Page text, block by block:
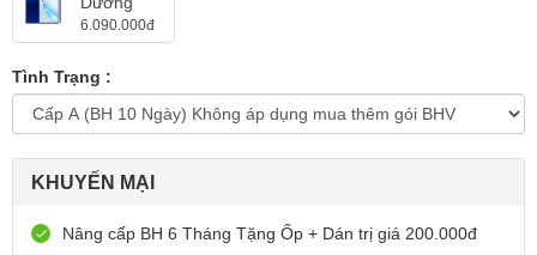
6.090.000đ
Tình Trạng :
KHUYẾN MẠI
Nâng cấp BH 6 Tháng Tặng Ốp + Dán trị giá 200.000đ